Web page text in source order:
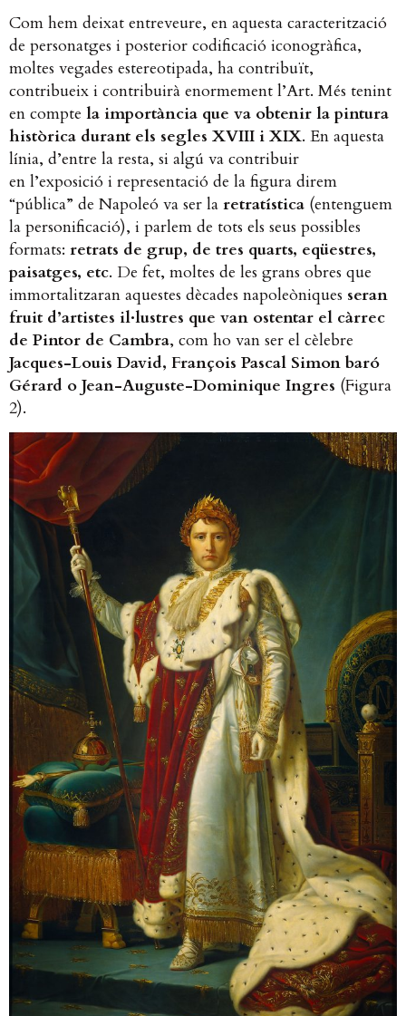
Com hem deixat entreveure, en aquesta caracterització
de personatges i posterior codificació iconogràfica,
moltes vegades estereotipada, ha contribuït,
contribueix i contribuirà enormement l’Art. Més tenint
en compte la importància que va obtenir la pintura
històrica durant els segles XVIII i XIX. En aquesta
línia, d’entre la resta, si algú va contribuir
en l’exposició i representació de la figura direm
“pública” de Napoleó va ser la retratística (entenguem
la personificació), i parlem de tots els seus possibles
formats: retrats de grup, de tres quarts, eqüestres,
paisatges, etc. De fet, moltes de les grans obres que
immortalitzaran aquestes dècades napoleòniques seran
fruit d’artistes il·lustres que van ostentar el càrrec
de Pintor de Cambra, com ho van ser el cèlebre
Jacques-Louis David, François Pascal Simon baró
Gérard o Jean-Auguste-Dominique Ingres (Figura
2).